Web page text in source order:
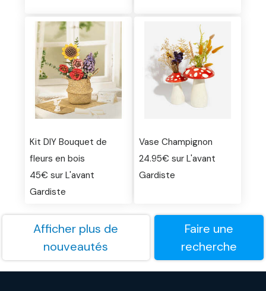
Kit DIY Bouquet de
fleurs en bois
45€ sur L'avant
Gardiste
Vase Champignon
24.95€ sur L'avant
Gardiste
Afficher plus de
nouveautés
Faire une
recherche